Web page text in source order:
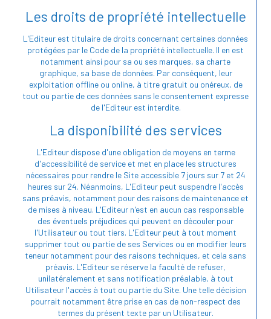
Les droits de propriété intellectuelle
L'Editeur est titulaire de droits concernant certaines données
protégées par le Code de la propriété intellectuelle. Il en est
notamment ainsi pour sa ou ses marques, sa charte
graphique, sa base de données. Par conséquent, leur
exploitation offline ou online, à titre gratuit ou onéreux, de
tout ou partie de ces données sans le consentement expresse
de l'Editeur est interdite.
La disponibilité des services
L'Editeur dispose d'une obligation de moyens en terme
d'accessibilité de service et met en place les structures
nécessaires pour rendre le Site accessible 7 jours sur 7 et 24
heures sur 24. Néanmoins, L'Editeur peut suspendre l'accès
sans préavis, notamment pour des raisons de maintenance et
de mises à niveau. L'Editeur n'est en aucun cas responsable
des éventuels préjudices qui peuvent en découler pour
l'Utilisateur ou tout tiers. L'Editeur peut à tout moment
supprimer tout ou partie de ses Services ou en modifier leurs
teneur notamment pour des raisons techniques, et cela sans
préavis. L'Editeur se réserve la faculté de refuser,
unilatéralement et sans notification préalable, à tout
Utilisateur l'accès à tout ou partie du Site. Une telle décision
pourrait notamment être prise en cas de non-respect des
termes du présent texte par un Utilisateur.